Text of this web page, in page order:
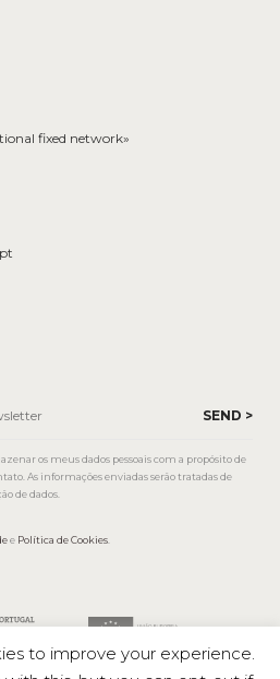
fixed network»
os meus dados pessoais com a propósito de
As informações enviadas serão tratadas de
de dados.
e Política de Cookies
to improve your experience.